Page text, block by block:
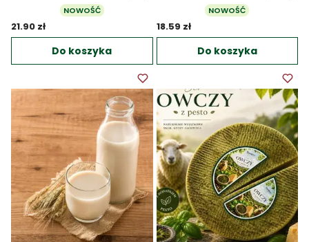
NOWOŚĆ
21.90 zł
Do koszyka
NOWOŚĆ
18.59 zł
Do koszyka